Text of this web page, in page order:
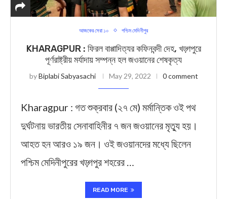
আজকের সেরা ১০ পশ্চিম মেদিনীপুর
KHARAGPUR : ফিরল বাপ্পাদিত্যর কফিনবন্দী দেহ, খড়্গপুরে
পূর্ণরাষ্ট্রীয় মর্যাদায় সম্পন্ন হল জওয়ানের শেষকৃত্য
byBiplabi Sabyasachi May 29, 2022 0 comment
Kharagpur : গত শুক্রবার (২৭ মে) মর্মান্তিক ওই পথ
দুর্ঘটনায় ভারতীয় সেনাবাহিনীর ৭ জন জওয়ানের মৃত্যু হয়।
আহত হন আরও ১৯ জন। ওই জওয়ানদের মধ্যে ছিলেন
পশ্চিম মেদিনীপুরের খড়্গপুর শহরের …
READ MORE